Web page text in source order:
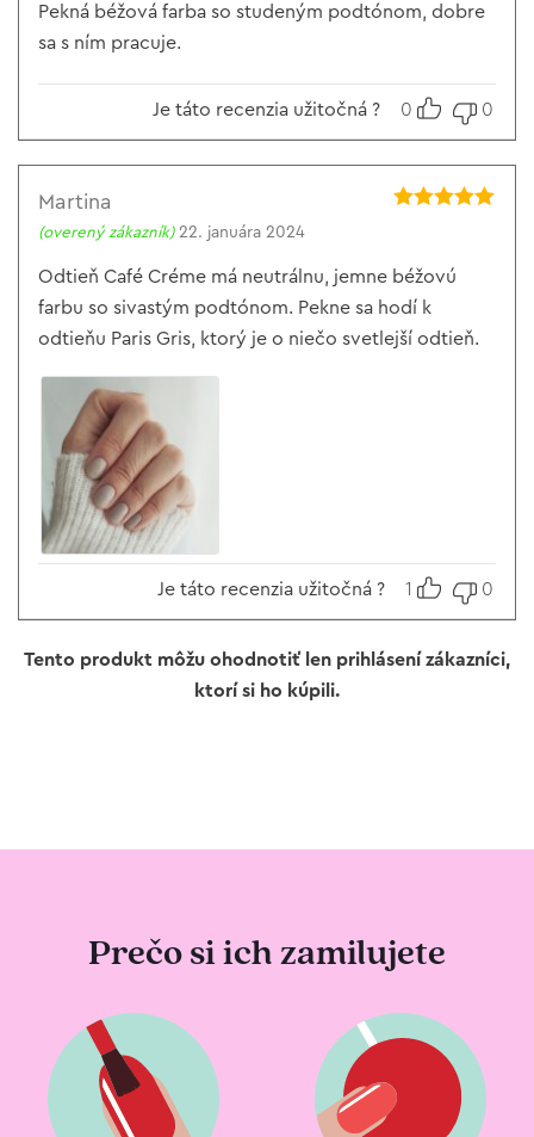
Pekná béžová farba so studeným podtónom, dobre
sa s ním pracuje.
Je táto recenzia užitočná ? 0 0
Martina
(overený zákazník) 22. januára 2024
Odtieň Café Créme má neutrálnu, jemne béžovú
farbu so sivastým podtónom. Pekne sa hodí k
odtieňu Paris Gris, ktorý je o niečo svetlejší odtieň.
Je táto recenzia užitočná ? 1 0
Tento produkt môžu ohodnotiť len prihlásení zákazníci,
ktorí si ho kúpili.
Prečo si ich zamilujete